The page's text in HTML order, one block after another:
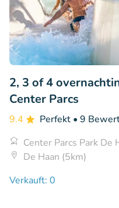
2, 3 of 4
Center Parcs
9.4 Perfekt • 9
Center Parcs Park De
De Haan (5km)
Verkauft: 0